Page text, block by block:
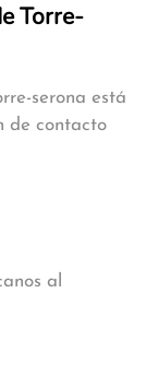
Torre-
serona está
de contacto
al